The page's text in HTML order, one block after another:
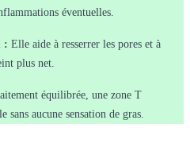
éventuelles.
: Elle aide à resserrer les pores et à
plus net.
équilibrée, une zone T
aucune sensation de gras.